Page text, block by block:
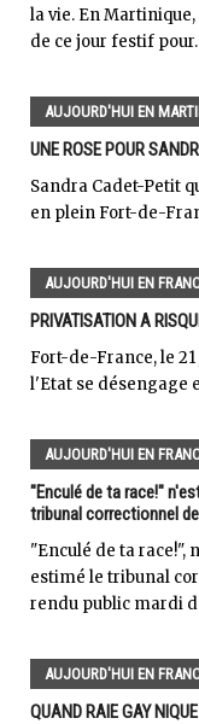
la vie. En
de ce jour festif
AUJOURD'HUI EN
UNE ROSE POUR
Sandra Cadet-Petit
en plein Fort-de-
AUJOURD'HUI EN
PRIVATISATION A
Fort-de-France, le
l'Etat se désengage
AUJOURD'HUI EN
"Enculé de ta race!"
tribunal correctionnel
"Enculé de ta race!",
estimé le tribunal
rendu public mardi
AUJOURD'HUI EN
QUAND RAIE GAY